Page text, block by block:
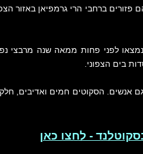
פזורים ברחבי הרי גרמפיאן באזור
לפני פחות ממאה שנה מרבצי
בים הצפוני.
אנשים. הסקוטים חמים ואדיבים,
- לחצו כאן